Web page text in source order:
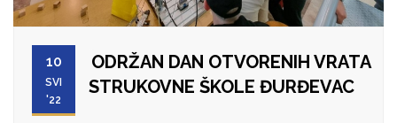
10
SVI
'22
ODRŽAN DAN OTVORENIH VRATA
STRUKOVNE ŠKOLE ĐURĐEVAC